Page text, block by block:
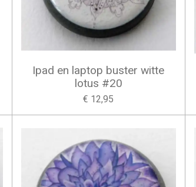
Ipad en laptop buster witte
lotus #20
€ 12,95